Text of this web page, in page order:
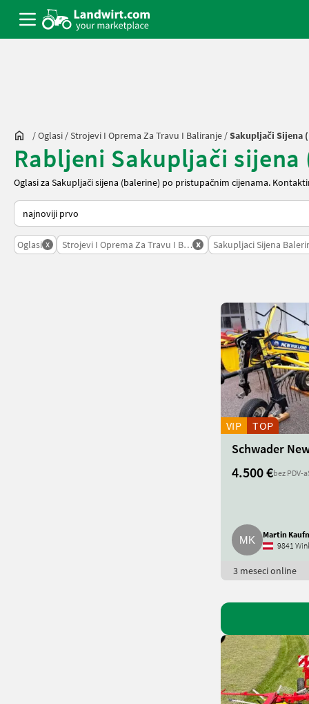
/Oglasi /Strojevi I Oprema Za Travu I Baliranje /Sakupljači Sijena
Rabljeni Sakupljači
Oglasi za Sakupljači sijena (balerine) po pristupačnim cijenama.
Način na koji sortira Landwirt.com
Oglasi x Strojevi I Oprema Za Travu I Baliranje
x Sakupljaci Sijena
VIP TOP
Schwader
4.500 €bez PDV-a
Martin
9841
3 meseci online